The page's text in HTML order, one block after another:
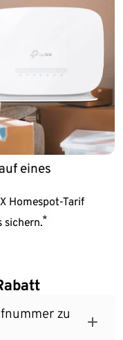
eines
Homespot-Tarif
sichern.*
zu